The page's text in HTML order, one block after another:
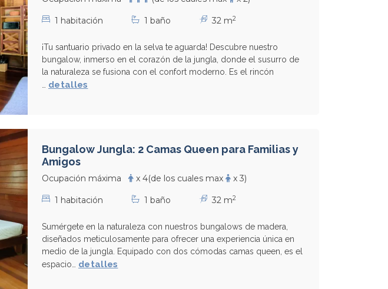
1 habitación 1 baño 32 m2
¡Tu santuario privado en la selva te aguarda! Descubre nuestro
bungalow, inmerso en el corazón de la jungla, donde el susurro de
la naturaleza se fusiona con el confort moderno. Es el rincón
detalles
Bungalow Jungla: 2 Camas Queen para Familias y
Amigos
Ocupación máxima x 4(de los cuales max x 3)
1 habitación 1 baño 32 m2
Sumérgete en la naturaleza con nuestros bungalows de madera,
diseñados meticulosamente para ofrecer una experiencia única en
medio de la jungla. Equipado con dos cómodas camas queen, es el
espacio… detalles